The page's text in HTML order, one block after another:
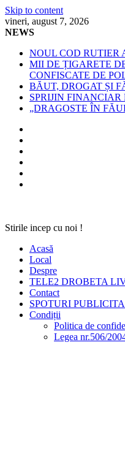
Skip to content
vineri, august 7, 2026
NEWS
NOUL COD RUTIER
MII DE ȚIGARETE
CONFISCATE DE
BĂUT, DROGAT ȘI
SPRIJIN FINANCIAR
„DRAGOSTE ÎN
Stirile incep cu noi !
Acasă
Local
Despre
TELE2 DROBETA
Contact
SPOTURI
Condiții
Politica de
Legea nr.506/